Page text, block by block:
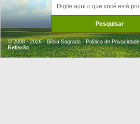
© 2008 - 2026 - Bíblia Sagrada -Política de Privacidade
Reflexão